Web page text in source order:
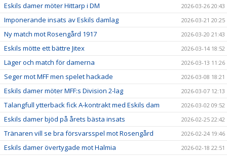
Eskils damer möter Hittarp i DM 2026-03-26 20:43
Imponerande insats av Eskils damlag 2026-03-21 20:25
Ny match mot Rosengård 1917 2026-03-20 21:43
Eskils mötte ett bättre Jitex 2026-03-14 18:52
Läger och match för damerna 2026-03-13 11:26
Seger mot MFF men spelet hackade 2026-03-08 18:21
Eskils damer möter MFF:s Division 2-lag 2026-03-07 12:13
Talangfull ytterback fick A-kontrakt med Eskils dam 2026-03-02 09:52
Eskils damer bjöd på årets bästa insats 2026-02-25 22:42
Tränaren vill se bra försvarsspel mot Rosengård 2026-02-24 19:46
Eskils damer övertygade mot Halmia 2026-02-18 22:51